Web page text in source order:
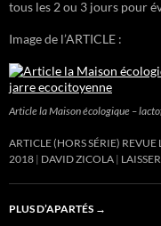
tous les 2 ou 3 jours pour
Image de l’ARTICLE :
Article la Maison écologique –
ARTICLE (HORS SÉRIE)
2018 DAVID ZICOLA
PLUS D’APARTÉS →